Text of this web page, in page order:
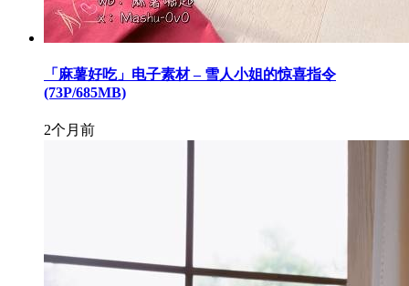
「麻薯好吃」电子素材 – 雪人小姐的惊喜指令
(73P/685MB)
2个月前